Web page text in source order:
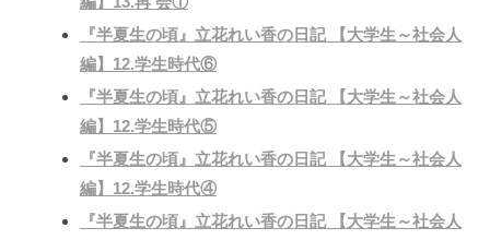
『半夏生の頃』立花れい香の日記 【大学生～社会人
編】12.学生時代⑥
『半夏生の頃』立花れい香の日記 【大学生～社会人
編】12.学生時代⑤
『半夏生の頃』立花れい香の日記 【大学生～社会人
編】12.学生時代④
『半夏生の頃』立花れい香の日記 【大学生～社会人